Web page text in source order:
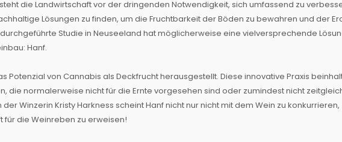
die Landwirtschaft vor der dringenden Notwendigkeit, sich umfassend zu
Lösungen zu finden, um die Fruchtbarkeit der Böden zu bewahren und der
Studie in Neuseeland hat möglicherweise eine vielversprechende
Hanf.
Potenzial von Cannabis als Deckfrucht herausgestellt. Diese innovative Praxis
die normalerweise nicht für die Ernte vorgesehen sind oder zumindest nicht
Winzerin Kristy Harkness scheint Hanf nicht nur nicht mit dem Wein zu konkurrieren,
die Weinreben zu erweisen!